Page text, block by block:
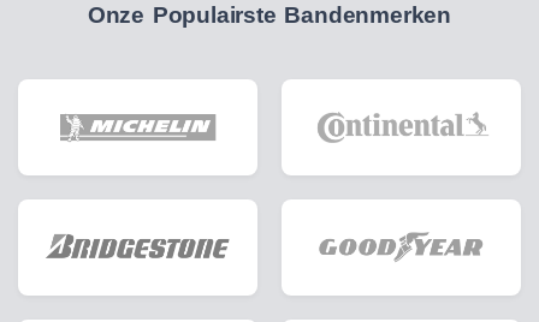
Onze Populairste Bandenmerken